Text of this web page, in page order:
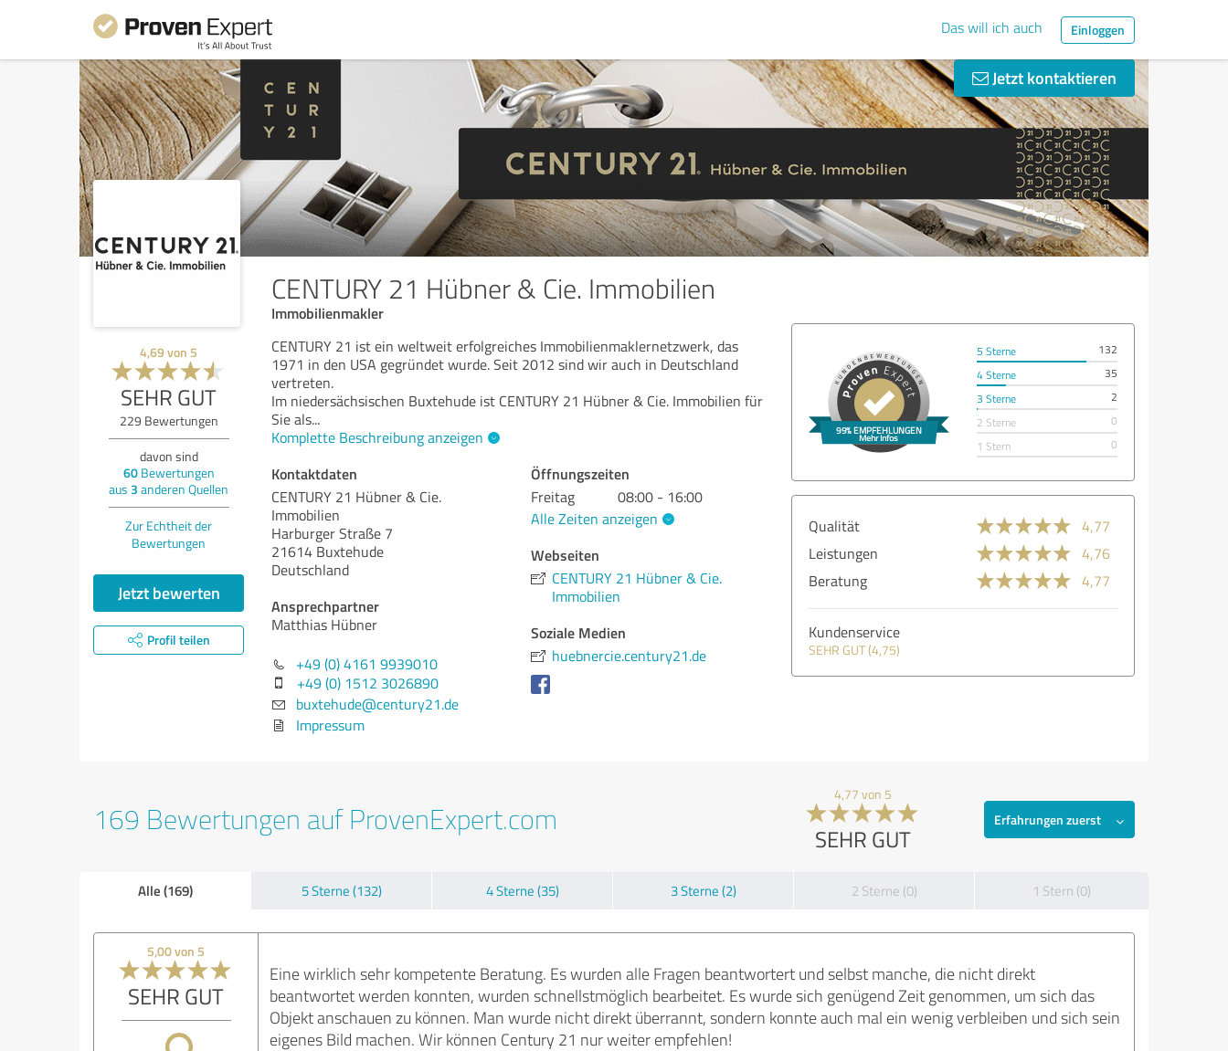
Das will ich auch Einloggen
Jetzt kontaktieren
CENTURY 21 Hübner & Cie. Immobilien
Immobilienmakler
4,69von 5
SEHR GUT
229 Bewertungen
davon sind
60Bewertungen
aus 3 anderen Quellen
Zur Echtheit der
Bewertungen
Jetzt bewerten
Profil teilen
CENTURY 21 ist ein weltweit erfolgreiches Immobilienmaklernetzwerk, das
1971 in den USA gegründet wurde. Seit 2012 sind wir auch in Deutschland
vertreten.
Im niedersächsischen Buxtehude ist CENTURY 21 Hübner & Cie. Immobilien für
Sie als...
Komplette Beschreibung anzeigen
Kontaktdaten
CENTURY 21 Hübner & Cie.
Immobilien
Harburger Straße 7
21614 Buxtehude
Deutschland
Ansprechpartner
Matthias Hübner
+49 (0) 4161 9939010
+49 (0) 1512 3026890
buxtehude@century21.de
Impressum
Öffnungszeiten
Freitag
08:00 - 16:00
Alle Zeiten anzeigen
Webseiten
CENTURY 21 Hübner & Cie.
Immobilien
Soziale Medien
huebnercie.century21.de
5 Sterne
132
4 Sterne
35
3 Sterne
2
2 Sterne
0
1 Stern
0
Qualität
4,77
Leistungen
4,76
Beratung
4,77
Kundenservice
SEHR GUT (4,75)
169 Bewertungen auf ProvenExpert.com
4,77 von 5
SEHR GUT
Erfahrungen zuerst
Alle (169) 5 Sterne (132) 4 Sterne (35) 3 Sterne (2) 2 Sterne (0) 1 Stern (0)
5,00 von 5
SEHR GUT
Eine wirklich sehr kompetente Beratung. Es wurden alle Fragen beantwortert und selbst manche, die nicht direkt
beantwortet werden konnten, wurden schnellstmöglich bearbeitet. Es wurde sich genügend Zeit genommen, um sich das
Objekt anschauen zu können. Man wurde nicht direkt überrannt, sondern konnte auch mal ein wenig verbleiben und sich sein
eigenes Bild machen. Wir können Century 21 nur weiter empfehlen!